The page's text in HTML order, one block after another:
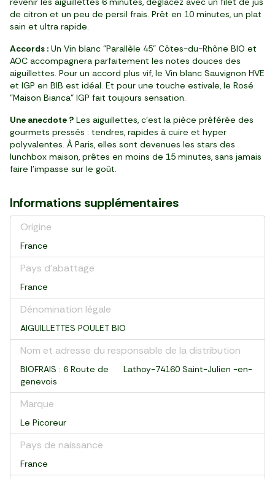
de citron et un peu de persil frais. Prêt en 10 minutes, un plat
sain et ultra rapide.
Accords : Un Vin blanc "Parallèle 45" Côtes-du-Rhône BIO et
AOC accompagnera parfaitement les notes douces des
aiguillettes. Pour un accord plus vif, le Vin blanc Sauvignon HVE
et IGP en BIB est idéal. Et pour une touche estivale, le Rosé
"Maison Bianca" IGP fait toujours sensation.
Une anecdote ? Les aiguillettes, c’est la pièce préférée des
gourmets pressés : tendres, rapides à cuire et hyper
polyvalentes. À Paris, elles sont devenues les stars des
lunchbox maison, prêtes en moins de 15 minutes, sans jamais
faire l’impasse sur le goût.
Informations supplémentaires
Origine
France
Pays d’abattage
France
Dénomination légale
AIGUILLETTES POULET BIO
Nom et adresse du responsable de la distribution
BIOFRAIS : 6 Route de Lathoy-74160 Saint-Julien -en-
genevois
Marque
Le Picoreur
Pays de naissance
France